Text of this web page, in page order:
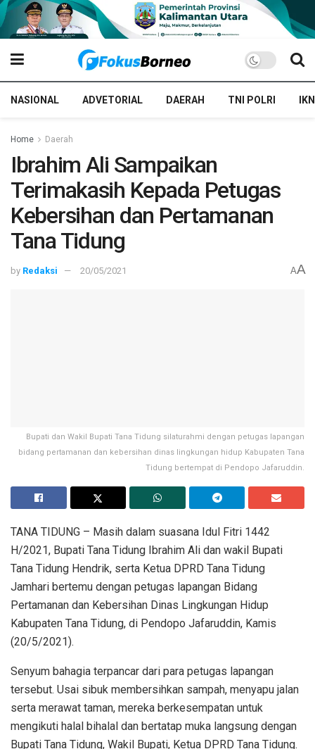
NASIONAL ADVETORIAL DAERAH TNI POLRI IKN
Home Daerah
Ibrahim Ali Sampaikan
Terimakasih Kepada Petugas
Kebersihan dan Pertamanan
Tana Tidung
by Redaksi 20/05/2021 AA
Bupati dan Wakil Bupati Tana Tidung silaturahmi dengan petugas lapangan
bidang pertamanan dan kebersihan dinas lingkungan hidup Kabupaten Tana
Tidung bertempat di Pendopo Jafaruddin.
TANA TIDUNG – Masih dalam suasana Idul Fitri 1442
H/2021, Bupati Tana Tidung Ibrahim Ali dan wakil Bupati
Tana Tidung Hendrik, serta Ketua DPRD Tana Tidung
Jamhari bertemu dengan petugas lapangan Bidang
Pertamanan dan Kebersihan Dinas Lingkungan Hidup
Kabupaten Tana Tidung, di Pendopo Jafaruddin, Kamis
(20/5/2021).
Senyum bahagia terpancar dari para petugas lapangan
tersebut. Usai sibuk membersihkan sampah, menyapu jalan
serta merawat taman, mereka berkesempatan untuk
mengikuti halal bihalal dan bertatap muka langsung dengan
Bupati Tana Tidung, Wakil Bupati, Ketua DPRD Tana Tidung.